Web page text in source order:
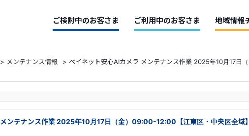
ご検討中のお客さま ご利用中のお客さま 地域情報
> メンテナンス情報 > ベイネット安心AIカメラ メンテナンス作業 2025年10月17日
ンテナンス作業 2025年10月17日（金）09:00-12:00【江東区・中央区全域】